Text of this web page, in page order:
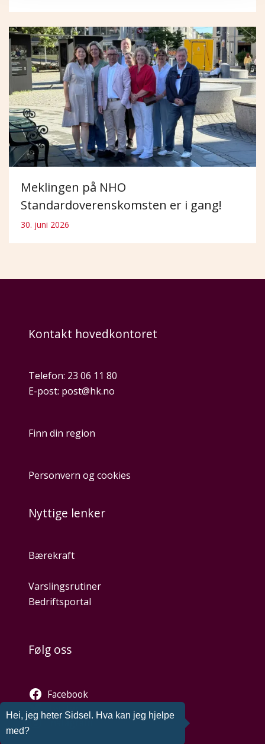
Meklingen på NHO
Standardoverenskomsten er i gang!
30. juni 2026
Kontakt hovedkontoret
Telefon: 23 06 11 80
E-post: post@hk.no
Finn din region
Personvern og cookies
Nyttige lenker
Bærekraft
Varslingsrutiner
Bedriftsportal
Følg oss
Facebook
Twitter
Instagram
Hei, jeg heter Sidsel. Hva kan jeg hjelpe
med?